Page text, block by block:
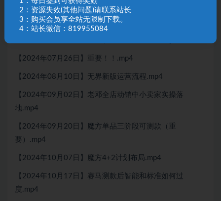
【2024年06月12日】精准人群推广-达摩盘动销计划布
局.mp4
【2024年07月26日】重要！！.mp4
【2024年08月10日】无界新版运营流程.mp4
【2024年09月02日】老邓全店动销中小卖家实操落
地.mp4
【2024年09月20日】魔方单品三阶段可测款（重
要）.mp4
【2024年10月07日】魔方4+2计划布局.mp4
【2024年10月17日】赛马测款后智能和标准如何过
度.mp4
2：资源失效(其他问题)请联系站长
3：购买会员享全站无限制下载。
4：站长微信：819955084